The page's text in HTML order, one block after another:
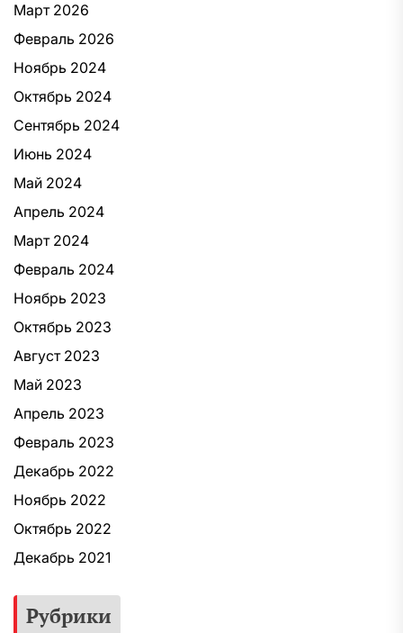
Март 2026
Февраль 2026
Ноябрь 2024
Октябрь 2024
Сентябрь 2024
Июнь 2024
Май 2024
Апрель 2024
Март 2024
Февраль 2024
Ноябрь 2023
Октябрь 2023
Август 2023
Май 2023
Апрель 2023
Февраль 2023
Декабрь 2022
Ноябрь 2022
Октябрь 2022
Декабрь 2021
Рубрики